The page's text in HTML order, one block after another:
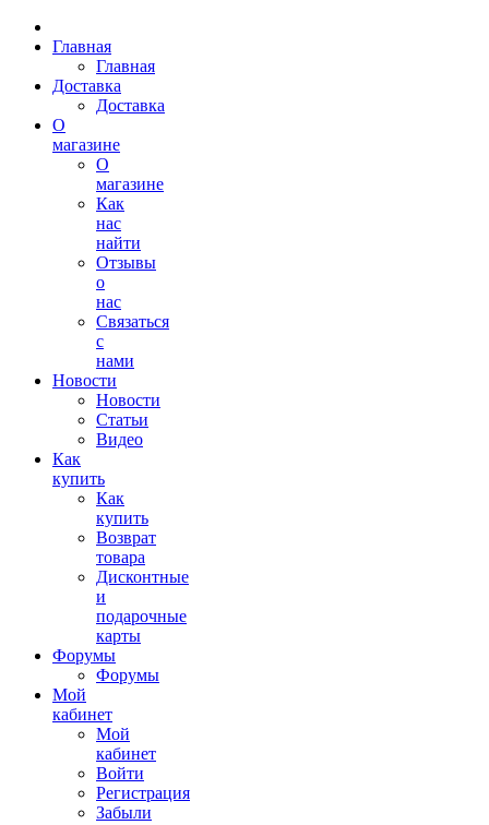
Главная
Главная
Доставка
Доставка
О
магазине
О
магазине
Как
нас
найти
Отзывы
о
нас
Связаться
с
нами
Новости
Новости
Статьи
Видео
Как
купить
Как
купить
Возврат
товара
Дисконтные
и
подарочные
карты
Форумы
Форумы
Мой
кабинет
Мой
кабинет
Войти
Регистрация
Забыли